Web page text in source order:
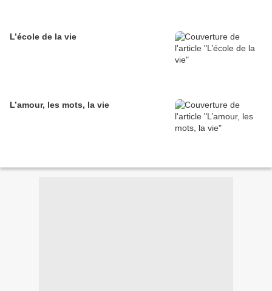
L’école de la vie
L’amour, les mots, la vie